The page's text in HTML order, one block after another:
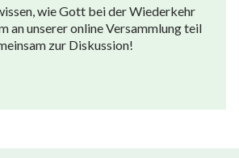
wie Gott bei der Wiederkehr
an unserer online Versammlung teil
zur Diskussion!